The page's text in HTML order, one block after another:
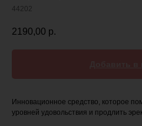
44202
2190,00 р.
Инновационное средство, которое
уровней удовольствия и продлить